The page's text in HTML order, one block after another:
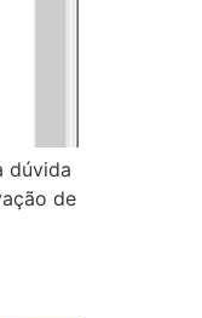
dúvida
de